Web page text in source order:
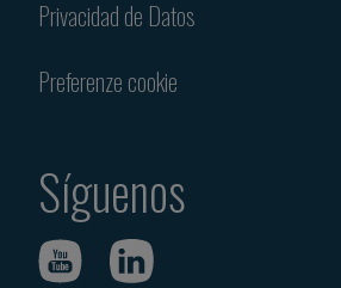
Privacidad de Datos
Preferenze cookie
Síguenos